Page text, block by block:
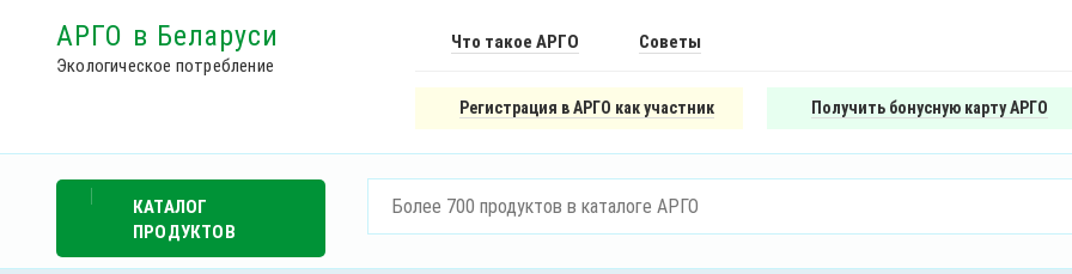
АРГО в Беларуси
Экологическое потребление
Что такое АРГО Советы
Регистрация в АРГО как участник Получить бонусную карту АРГО
КАТАЛОГ
ПРОДУКТОВ